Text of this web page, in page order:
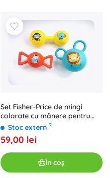
Set Fisher-Price de mingi
colorate cu mânere pentru
bebeluși
Stoc extern ?
59,00 lei
În coș